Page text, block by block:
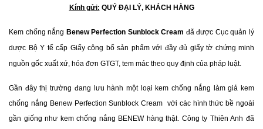
Kính gửi: QUÝ ĐẠI LÝ, KHÁCH HÀNG
Kem chống nắng Benew Perfection Sunblock Cream đã được Cục quản lý
dược Bộ Y tế cấp Giấy công bố sản phẩm với đầy đủ giấy tờ chứng minh
nguồn gốc xuất xứ, hóa đơn GTGT, tem mác theo quy định của pháp luật.
Gần đây thị trường đang lưu hành một loại kem chống nắng làm giả kem
chống nắng Benew Perfection Sunblock Cream với các hình thức bề ngoài
gần giống như kem chống nắng BENEW hàng thật. Công ty Thiên Anh đã